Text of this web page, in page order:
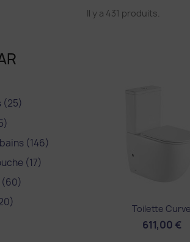
(25)
(146)
(17)
(60)
Il y a 431 produits.
Toilette Curve
611,00 €
Aperçu